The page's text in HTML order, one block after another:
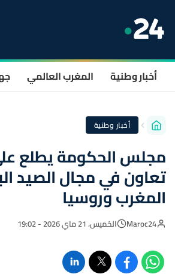
أخبار وطنية المغرب العالمي
أخبار وطنية
مجلس الحكومة يطلع
تعاون في مجال الصيد
المغرب وروسيا
Maroc24 الخميس، 21 ماي 2026 - 19:02